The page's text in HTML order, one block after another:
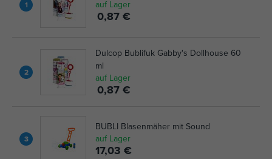
1
auf Lager
0,87 €
2
Dulcop Bublifuk Gabby's Dollhouse 60
ml
auf Lager
0,87 €
3
BUBLI Blasenmäher mit Sound
auf Lager
17,03 €